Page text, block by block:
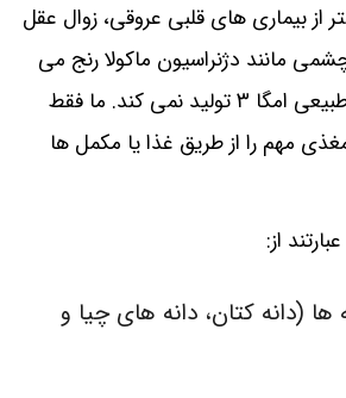
دارند کمتر از بیماری های قلبی عروقی، زوال عقل
مانند دژنراسیون ماکولا رنج می
برند . بدن ما به طور طبیعی امگا ۳ تولید نمی کند. ما فقط
مهم را از طریق غذا یا مکمل ها
(دانه کتان، دانه های چیا و